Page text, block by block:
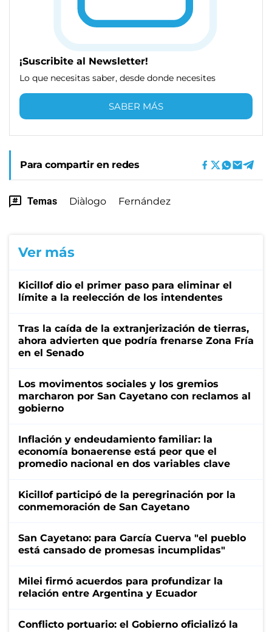
¡Suscribite al Newsletter!
Lo que necesitas saber, desde donde necesites
SABER MÁS
Para compartir en redes
Temas Diàlogo Fernández
Ver más
Kicillof dio el primer paso para eliminar el
límite a la reelección de los intendentes
Tras la caída de la extranjerización de tierras,
ahora advierten que podría frenarse Zona Fría
en el Senado
Los movimentos sociales y los gremios
marcharon por San Cayetano con reclamos al
gobierno
Inflación y endeudamiento familiar: la
economía bonaerense está peor que el
promedio nacional en dos variables clave
Kicillof participó de la peregrinación por la
conmemoración de San Cayetano
San Cayetano: para García Cuerva "el pueblo
está cansado de promesas incumplidas"
Milei firmó acuerdos para profundizar la
relación entre Argentina y Ecuador
Conflicto portuario: el Gobierno oficializó la